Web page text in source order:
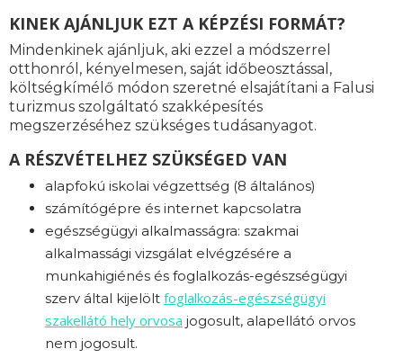
KINEK AJÁNLJUK EZT A KÉPZÉSI FORMÁT?
Mindenkinek ajánljuk, aki ezzel a módszerrel
otthonról, kényelmesen, saját időbeosztással,
költségkímélő módon szeretné elsajátítani a Falusi
turizmus szolgáltató szakképesítés
megszerzéséhez szükséges tudásanyagot.
A RÉSZVÉTELHEZ SZÜKSÉGED VAN
alapfokú iskolai végzettség (8 általános)
számítógépre és internet kapcsolatra
egészségügyi alkalmasságra: szakmai
alkalmassági vizsgálat elvégzésére a
munkahigiénés és foglalkozás-egészségügyi
szerv által kijelölt foglalkozás-egészségügyi
szakellátó hely orvosa jogosult, alapellátó orvos
nem jogosult.